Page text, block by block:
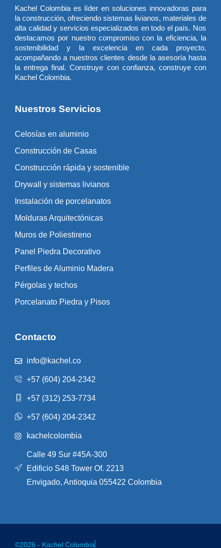
Kachel Colombia es líder en soluciones innovadoras para
la construcción, ofreciendo sistemas livianos, materiales de
alta calidad y servicios especializados en todo el país. Nos
destacamos por nuestro compromiso con la eficiencia, la
sostenibilidad y la excelencia en cada proyecto,
acompañando a nuestros clientes desde la asesoría hasta
la entrega final. Construye con confianza, construye con
Kachel Colombia.
Nuestros Servicios
Celosías en aluminio
Construcción de Casas
Construcción rápida y sostenible
Drywall y sistemas livianos
Instalación de porcelanatos
Molduras Arquitectónicas
Muros de Poliestireno
Panel Piedra Decorativo
Perfiles de Aluminio Madera
Pérgolas y techos
Porcelanato Piedra y Pisos
Contacto
info@kachel.co
+57 (604) 204-2342
+57 (312) 253-7734
+57 (604) 204-2342
kachelcolombia
Calle 49 Sur #45A-300
Edificio S48 Tower Of. 2213
Envigado, Antioquia 055422 Colombia
©2026 - Kachel Colombia